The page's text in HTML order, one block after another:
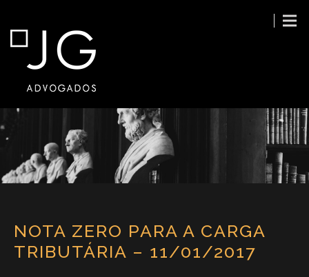
NOTA ZERO PARA A CARGA
TRIBUTÁRIA – 11/01/2017